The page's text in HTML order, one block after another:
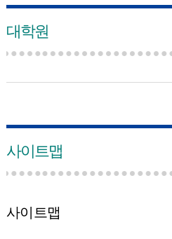
대학원
사이트맵
사이트맵